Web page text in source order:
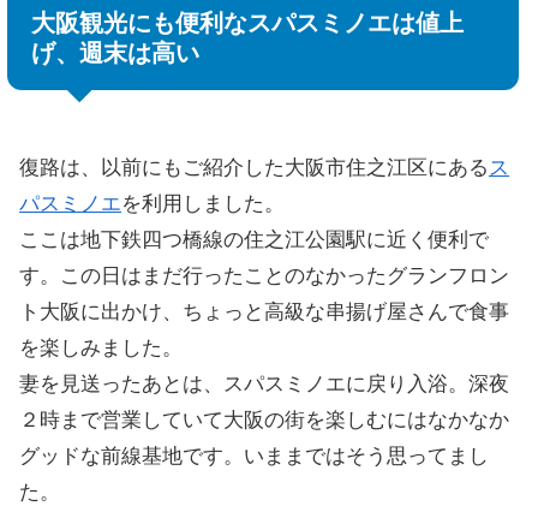
大阪観光にも便利なスパスミノエは値上
げ、週末は高い
復路は、以前にもご紹介した大阪市住之江区にあるス
パスミノエを利用しました。
ここは地下鉄四つ橋線の住之江公園駅に近く便利で
す。この日はまだ行ったことのなかったグランフロン
ト大阪に出かけ、ちょっと高級な串揚げ屋さんで食事
を楽しみました。
妻を見送ったあとは、スパスミノエに戻り入浴。深夜
２時まで営業していて大阪の街を楽しむにはなかなか
グッドな前線基地です。いままではそう思ってまし
た。